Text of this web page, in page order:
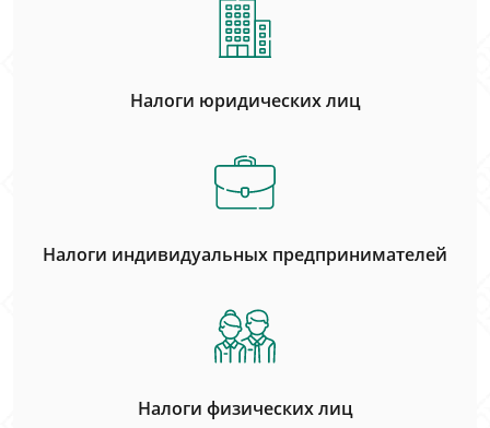
Налоги юридических лиц
Налоги индивидуальных предпринимателей
Налоги физических лиц